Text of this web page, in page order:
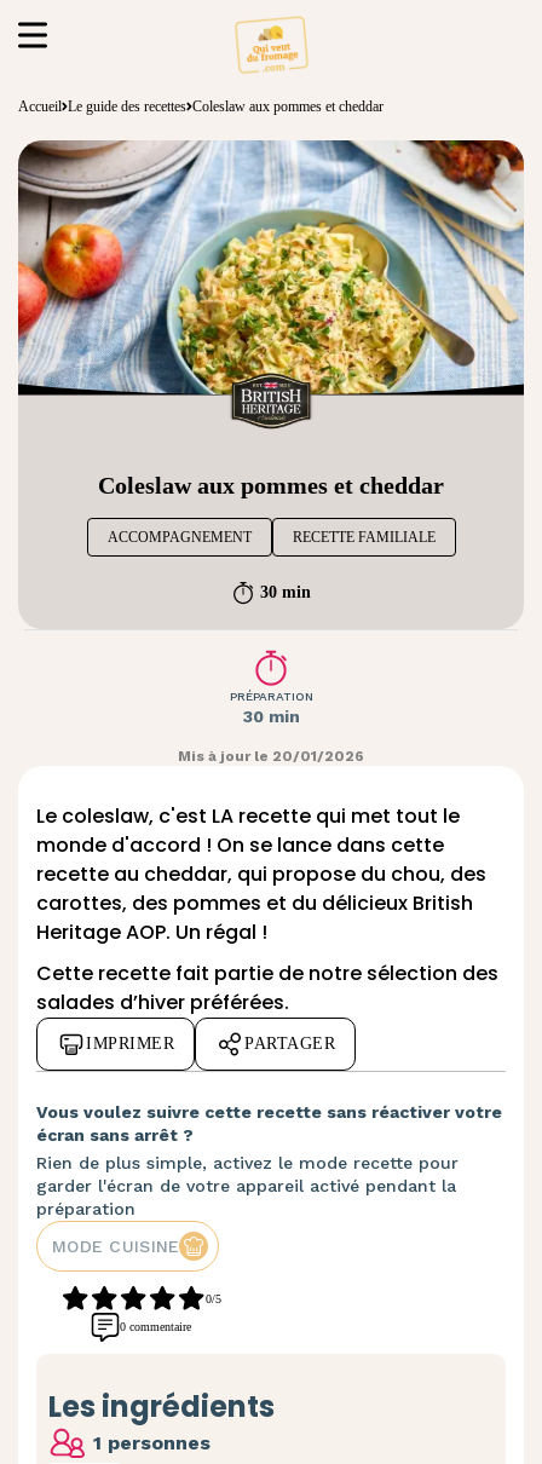
Accueil Le guide des recettes Coleslaw aux pommes et cheddar
Coleslaw aux pommes et cheddar
ACCOMPAGNEMENT RECETTE FAMILIALE
30 min
PRÉPARATION
30 min
Mis à jour le 20/01/2026
Le coleslaw, c'est LA recette qui met tout le
monde d'accord ! On se lance dans cette
recette au cheddar, qui propose du chou, des
carottes, des pommes et du délicieux British
Heritage AOP. Un régal !
Cette recette fait partie de notre sélection des
salades d’hiver préférées.
IMPRIMER PARTAGER
Vous voulez suivre cette recette sans réactiver votre
écran sans arrêt ?
Rien de plus simple, activez le mode recette pour
garder l'écran de votre appareil activé pendant la
préparation
MODE CUISINE
0/5
0 commentaire
Les ingrédients
1 personnes